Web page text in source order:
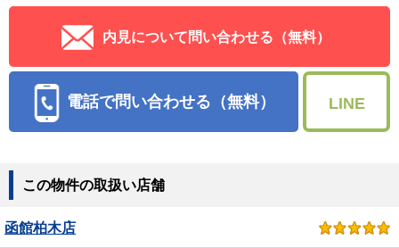
内見について問い合わせる（無料）
電話で問い合わせる（無料） LINE
この物件の取扱い店舗
函館柏木店